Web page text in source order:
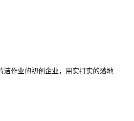
作业的初创企业，用实打实的落地